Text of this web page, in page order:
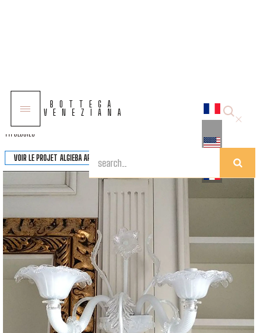
BOTTEGA
VENEZIANA
SOLUTIONS
TYPOLOGIES
VOIR LE PROJET ALGIEBA AP